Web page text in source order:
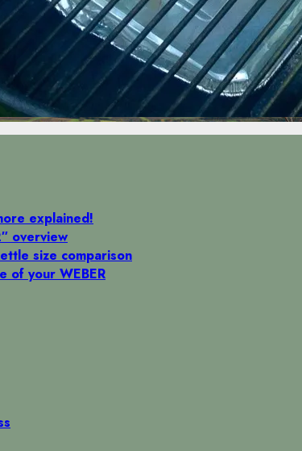
explained!
overview
size comparison
of your WEBER